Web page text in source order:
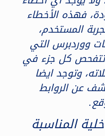
فهذه الأخطاء
المستخدم،
ووردبرس التي
كل جزء في
وتوجد ايضا
عن الروابط